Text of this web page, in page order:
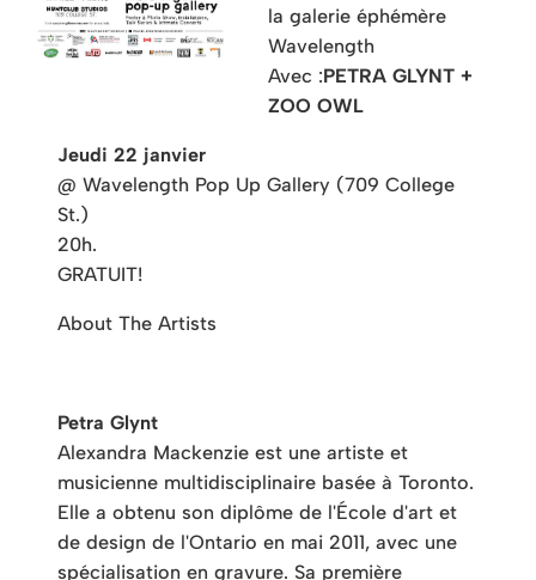
la galerie éphémère
Wavelength
Avec :PETRA GLYNT +
ZOO OWL
Jeudi 22 janvier
@ Wavelength Pop Up Gallery (709 College
St.)
20h.
GRATUIT!
About The Artists
Petra Glynt
Alexandra Mackenzie est une artiste et
musicienne multidisciplinaire basée à Toronto.
Elle a obtenu son diplôme de l'École d'art et
de design de l'Ontario en mai 2011, avec une
spécialisation en gravure. Sa première